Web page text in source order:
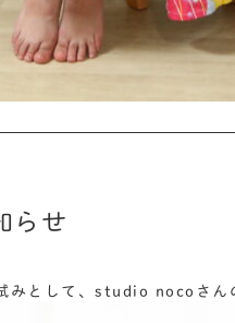
らせ
みとして、studio nocoさん